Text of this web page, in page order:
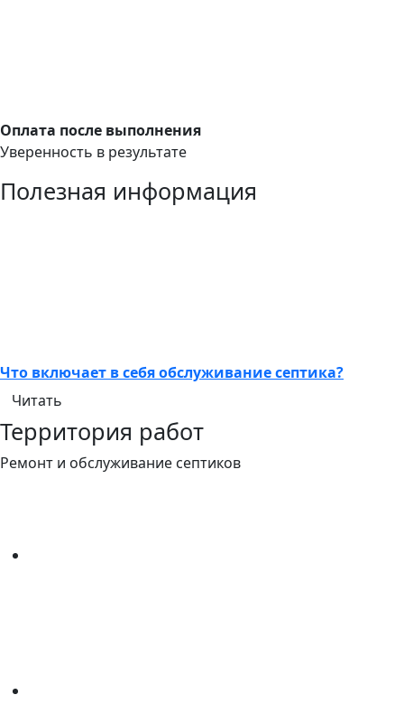
Оплата после выполнения
Уверенность в результате
Полезная информация
Что включает в себя обслуживание септика?
Читать
Территория работ
Ремонт и обслуживание септиков